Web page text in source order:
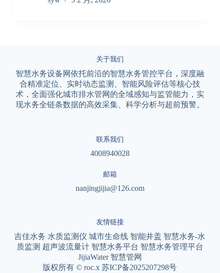
关于我们
智慧水务设备网依托前沿的智慧水务管控平台，深度融
合精准定位、实时动态监测、智能风险评估等核心技
术，全面强化城市排水管网的全域感知与监管能力，实
现水务全链条数据的高效采集、科学分析与超前预警。
联系我们
4008940028
邮箱
nanjingjijia@126.com
友情链接
吉佳水务 水质监测仪 城市生命线 智能井盖 智慧水务-水
质监测 超声波流量计 智慧水务平台 智慧水务管理平台
JijiaWater 智慧管网
版权所有 © roc.x 苏ICP备2025207298号